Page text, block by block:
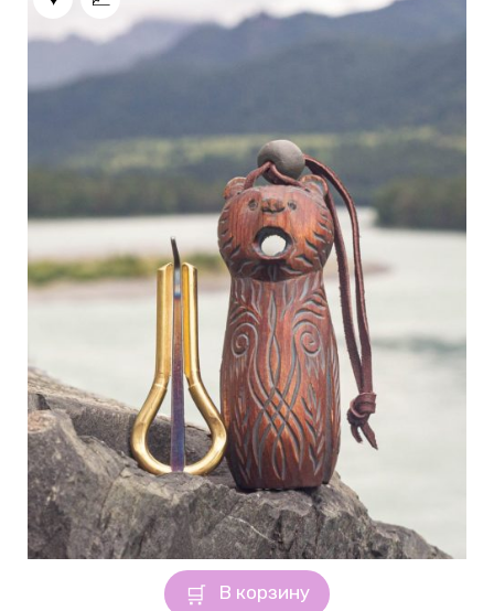
В корзину